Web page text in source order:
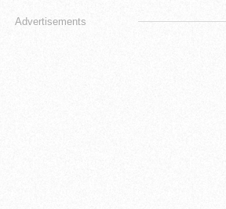
Advertisements